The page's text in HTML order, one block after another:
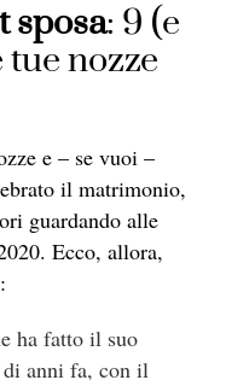
sposa: 9 (e
nozze
e – se vuoi –
il matrimonio,
guardando alle
Ecco, allora,
ha fatto il suo
anni fa, con il